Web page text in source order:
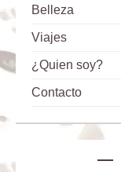
Belleza
Viajes
¿Quien soy?
Contacto